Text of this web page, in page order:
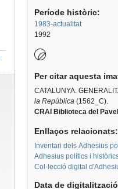
Període històric:
1983-actualitat
1992
Per citar aquesta
CATALUNYA.
la República(1562_C).
CRAI Biblioteca del
Enllaços
Inventari dels Adhesius
Adhesius polítics i
Col·lecció digital
Data de